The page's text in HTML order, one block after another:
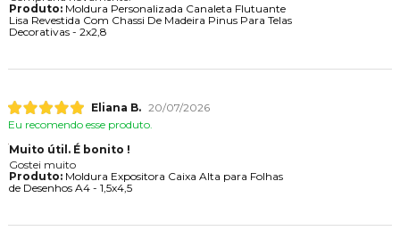
Produto:Moldura Personalizada Canaleta Flutuante
Lisa Revestida Com Chassi De Madeira Pinus Para Telas
Decorativas - 2x2,8
Eliana B. 20/07/2026
Eu recomendo esse produto.
Muito útil. É bonito !
Gostei muito
Produto:Moldura Expositora Caixa Alta para Folhas
de Desenhos A4 - 1,5x4,5